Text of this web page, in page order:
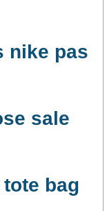
nike pas
sale
bag